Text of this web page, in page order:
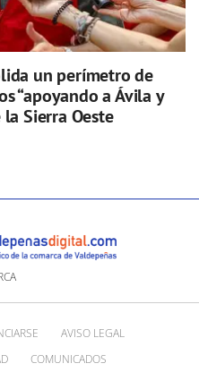
un perímetro de
“apoyando a Ávila y
Sierra Oeste
AVISO LEGAL
COMUNICADOS